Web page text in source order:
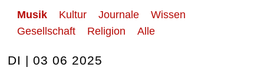
Musik Kultur Journale
Wissen
Gesellschaft
Religion Alle
DI | 03 06 2025